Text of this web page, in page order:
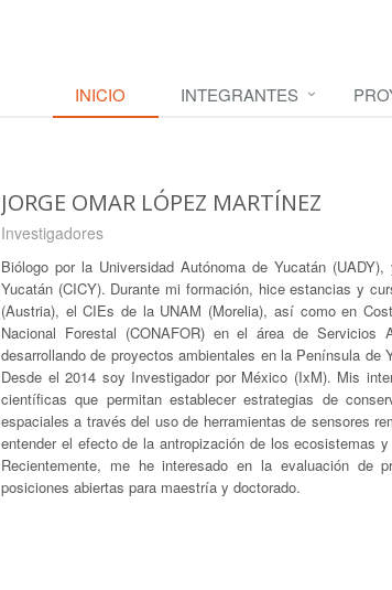
INICIO INTEGRANTES
JORGE OMAR LÓPEZ MARTÍNEZ
Investigadores
Biólogo por la Universidad Autónoma de Yucatán
Yucatán (CICY). Durante mi formación, hice estancias y
(Austria), el CIEs de la UNAM (Morelia), así como en
Nacional Forestal (CONAFOR) en el área de Servicios
desarrollando de proyectos ambientales en la Península
Desde el 2014 soy Investigador por México (IxM). Mis
científicas que permitan establecer estrategias de
espaciales a través del uso de herramientas de sensores
entender el efecto de la antropización de los ecosistemas
Recientemente, me he interesado en la evaluación de
posiciones abiertas para maestría y doctorado.